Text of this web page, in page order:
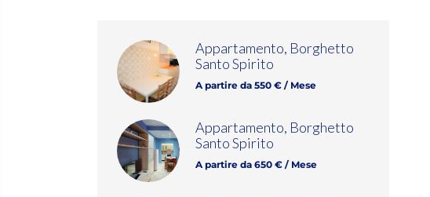
Appartamento, Borghetto
Santo Spirito
A partire da 550 € / Mese
Appartamento, Borghetto
Santo Spirito
A partire da 650 € / Mese